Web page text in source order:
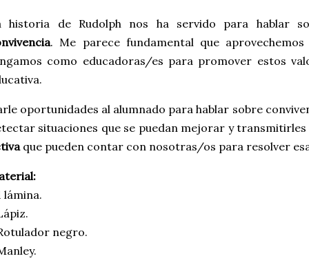
historia de Rudolph nos ha servido para hablar
. Me parece fundamental que
como educadoras/es para promover estos
oportunidades al alumnado para hablar sobre
situaciones que se puedan mejorar y
que pueden contar con nosotras/os para resolver
lámina.
negro.